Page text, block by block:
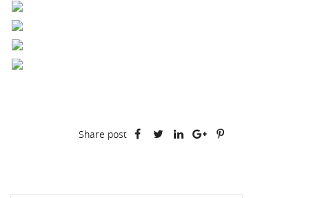
Share post